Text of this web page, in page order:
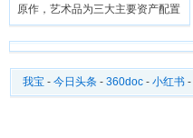
原作，艺术品为三大主要资产配置
我宝 - 今日头条 - 360doc - 小红书 -